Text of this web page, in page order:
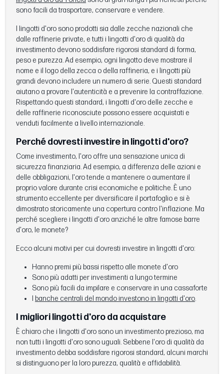
sono facili da trasportare, conservare e vendere.
I lingotti d'oro sono prodotti sia dalle zecche nazionali che
dalle raffinerie private, e tutti i lingotti d'oro di qualità da
investimento devono soddisfare rigorosi standard di forma,
peso e purezza. Ad esempio, ogni lingotto deve mostrare il
nome e il logo della zecca o della raffineria, e i lingotti più
grandi devono includere un numero di serie. Questi standard
aiutano a provare l'autenticità e a prevenire la contraffazione.
Rispettando questi standard, i lingotti d'oro delle zecche e
delle raffinerie riconosciute possono essere acquistati e
venduti facilmente a livello internazionale.
Perché dovresti investire in lingotti d'oro?
Come investimento, l'oro offre una sensazione unica di
sicurezza finanziaria. Ad esempio, a differenza delle azioni e
delle obbligazioni, l'oro tende a mantenere o aumentare il
proprio valore durante crisi economiche e politiche. È uno
strumento eccellente per diversificare il portafoglio e si è
dimostrato storicamente una copertura contro l'inflazione. Ma
perché scegliere i lingotti d'oro anziché le altre famose barre
d'oro, le monete?
Ecco alcuni motivi per cui dovresti investire in lingotti d'oro:
Hanno premi più bassi rispetto alle monete d'oro
Sono più adatti per investimenti a lungo termine
Sono più facili da impilare e conservare in una cassaforte
banche centrali del mondo investono in lingotti d'oro.
I migliori lingotti d'oro da acquistare
È chiaro che i lingotti d'oro sono un investimento prezioso, ma
non tutti i lingotti d'oro sono uguali. Sebbene l'oro di qualità da
investimento debba soddisfare rigorosi standard, alcuni marchi
si distinguono per la loro purezza, qualità e affidabilità.